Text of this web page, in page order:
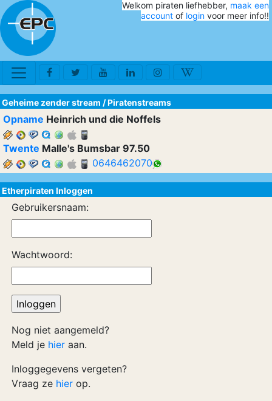
Welkom piraten liefhebber, maak een
account of login voor meer info!!
Geheime zender stream /Piratenstreams
Opname Heinrich und die Noffels
Twente Malle's Bumsbar 97.50
0646462070
Etherpiraten Inloggen
Gebruikersnaam:
Wachtwoord:
Nog niet aangemeld?
Meld je hier aan.
Inloggegevens vergeten?
Vraag ze hier op.